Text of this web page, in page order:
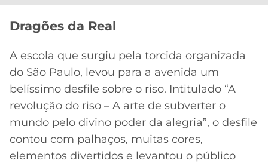
MG
CRUZEIRO
Dragões da Real
A escola que surgiu pela torcida organizada
do São Paulo, levou para a avenida um
belíssimo desfile sobre o riso. Intitulado “A
revolução do riso – A arte de subverter o
mundo pelo divino poder da alegria”, o desfile
contou com palhaços, muitas cores,
elementos divertidos e levantou o público